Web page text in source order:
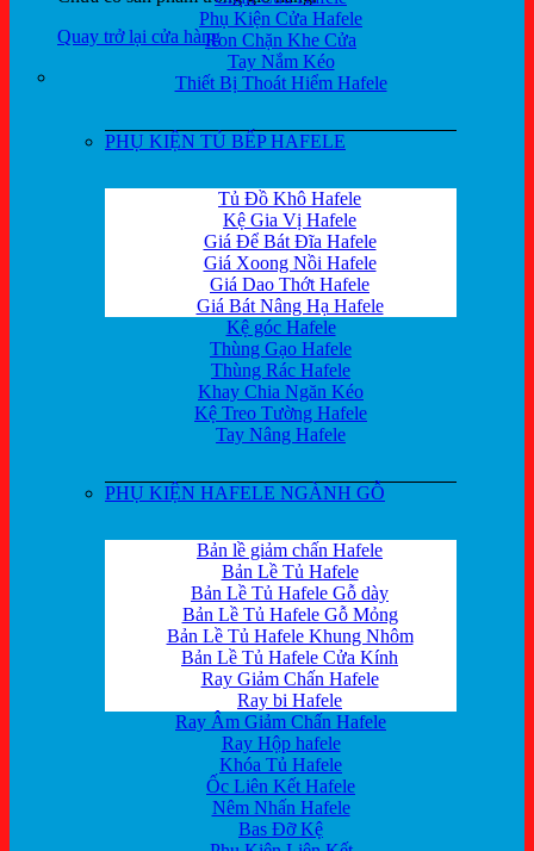
Quay trở lại cửa hàng
Phụ Kiện Cửa Hafele
Ron Chặn Khe Cửa
Tay Nắm Kéo
Thiết Bị Thoát Hiểm Hafele
PHỤ KIỆN TỦ BẾP HAFELE
Tủ Đồ Khô Hafele
Kệ Gia Vị Hafele
Giá Để Bát Đĩa Hafele
Giá Xoong Nồi Hafele
Giá Dao Thớt Hafele
Giá Bát Nâng Hạ Hafele
Kệ góc Hafele
Thùng Gạo Hafele
Thùng Rác Hafele
Khay Chia Ngăn Kéo
Kệ Treo Tường Hafele
Tay Nâng Hafele
PHỤ KIỆN HAFELE NGÀNH GỖ
Bản lề giảm chấn Hafele
Bản Lề Tủ Hafele
Bản Lề Tủ Hafele Gỗ dày
Bản Lề Tủ Hafele Gỗ Mỏng
Bản Lề Tủ Hafele Khung Nhôm
Bản Lề Tủ Hafele Cửa Kính
Ray Giảm Chấn Hafele
Ray bi Hafele
Ray Âm Giảm Chấn Hafele
Ray Hộp hafele
Khóa Tủ Hafele
Ốc Liên Kết Hafele
Nêm Nhấn Hafele
Bas Đỡ Kệ